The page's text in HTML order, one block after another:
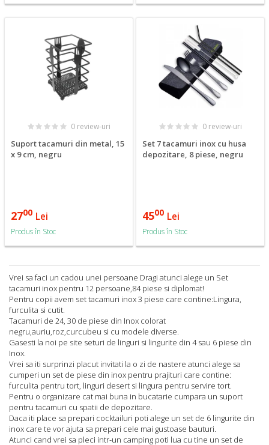
0 review-uri
Suport tacamuri din metal, 15
x 9 cm, negru
2700 Lei
Produs în Stoc
0 review-uri
Set 7 tacamuri inox cu husa
depozitare, 8 piese, negru
4500 Lei
Produs în Stoc
Vrei sa faci un cadou unei persoane Dragi atunci alege un Set
tacamuri inox pentru 12 persoane,84 piese si diplomat!
Pentru copii avem set tacamuri inox 3 piese care contine:Lingura,
furculita si cutit.
Tacamuri de 24, 30 de piese din Inox colorat
negru,auriu,roz,curcubeu si cu modele diverse.
Gasesti la noi pe site seturi de linguri si lingurite din 4 sau 6 piese din
Inox.
Vrei sa iti surprinzi placut invitati la o zi de nastere atunci alege sa
cumperi un set de piese din inox pentru prajituri care contine:
furculita pentru tort, linguri desert si lingura pentru servire tort.
Pentru o organizare cat mai buna in bucatarie cumpara un suport
pentru tacamuri cu spatii de depozitare.
Daca iti place sa prepari cocktailuri poti alege un set de 6 lingurite din
inox care te vor ajuta sa prepari cele mai gustoase bauturi.
Atunci cand vrei sa pleci intr-un camping poti lua cu tine un set de